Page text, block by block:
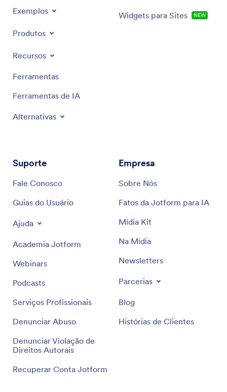
Exemplos
Produtos
Recursos
Ferramentas
Ferramentas de IA
Alternativas
Widgets para Sites NEW
Suporte
Fale Conosco
Guias do Usuário
Ajuda
Academia Jotform
Webinars
Podcasts
Serviços Profissionais
Denunciar Abuso
Denunciar Violação de
Direitos Autorais
Recuperar Conta Jotform
Empresa
Sobre Nós
Fatos da Jotform para IA
Mídia Kit
Na Mídia
Newsletters
Parcerias
Blog
Histórias de Clientes